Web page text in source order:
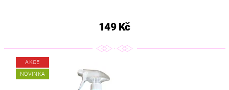
149 Kč
AKCE
NOVINKA